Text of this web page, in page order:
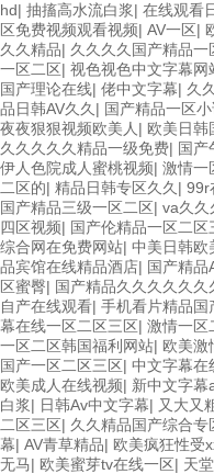
hd| 抽搐高水流白浆| 在线观看
区免费视频观看视频| AV一区|
久久精品| 久久久久国产精品一
一区二区| 视色视色中文字幕网
国产理论在线| 佬中文字幕| 久
品日韩AV久久 | 国产精品一区
夜夜狠狠视频欧美人 | 欧美日韩
久久久久久精品一级免费| 国产
伊人色院成人蜜桃视频| 激情一
二区的| 精品日韩专区久久 | 99r
国产精品三级一区二区| va久久
四区视频| 国产伦精品一区二
综合网在免费网站| 中美日韩欧
品宾馆在线精品酒店| 国产精品
区蜜臀| 国产精品久久久久久久
自产在线观看| 手机看片精品国
幕在线一区二区三区| 激情一区
一区二区韩国福利网站| 欧美激
国产一区二区三区| 中文字幕在
欧美成人在线视频| 新中文字幕
白浆| 日韩Av中文字幕| 又大又
二区三区| 久久精品国产综合专
幕| AV青草精品| 欧美疯狂性受
无马| 欧美蜜芽tv在线一区| 天